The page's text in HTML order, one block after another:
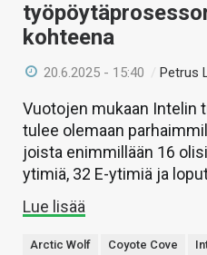
kohteena
20.6.2025 - 15:40 /Petrus
Vuotojen mukaan Intelin
tulee olemaan
joista enimmillään 16
ytimiä, 32 E-ytimiä ja
Lue lisää
Arctic Wolf Coyote Cove